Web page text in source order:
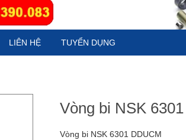
LIÊN HỆ TUYỂN DỤNG
Vòng bi NSK
Vòng bi NSK 6301 DDUCM